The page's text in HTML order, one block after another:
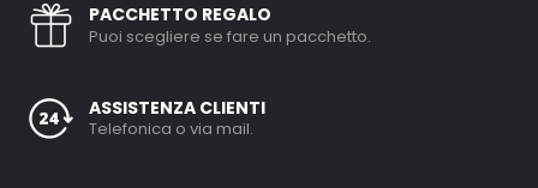
PACCHETTO REGALO
Puoi scegliere se fare un pacchetto.
ASSISTENZA CLIENTI
Telefonica o via mail.